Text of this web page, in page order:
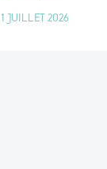
1 JUILLET 2026